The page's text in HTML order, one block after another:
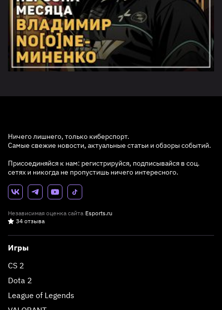
Ничего лишнего, только киберспорт.
Самые свежие новости, актуальные статьи и обзоры событий.
Присоединяйся к нам: регистрируйся, подписывайся в соц.
сетях и никогда не пропустишь ничего интересного.
Независимая оценка сайта Esports.ru
34 отзыва
Игры
CS 2
Dota 2
League of Legends